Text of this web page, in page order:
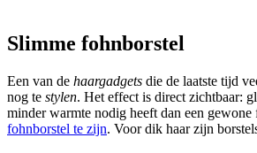
Slimme fohnborstel
Een van de haargadgets die de laatste tijd
nog te stylen. Het effect is direct zichtbaar:
minder warmte nodig heeft dan een
fohnborstel te zijn. Voor dik haar zijn